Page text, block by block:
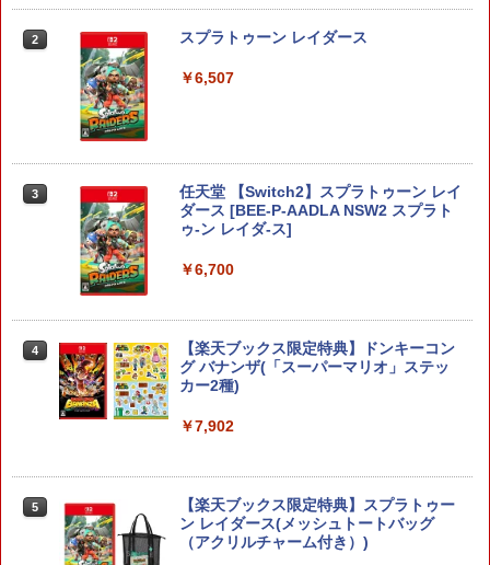
2 スプラトゥーン レイダース
￥6,507
3
任天堂 【Switch2】スプラトゥーン レイ
ダース [BEE-P-AADLA NSW2 スプラト
ゥ-ン レイダ-ス]
￥6,700
4
【楽天ブックス限定特典】ドンキーコン
グ バナンザ(「スーパーマリオ」ステッ
カー2種)
￥7,902
5
【楽天ブックス限定特典】スプラトゥー
ン レイダース(メッシュトートバッグ
（アクリルチャーム付き）)